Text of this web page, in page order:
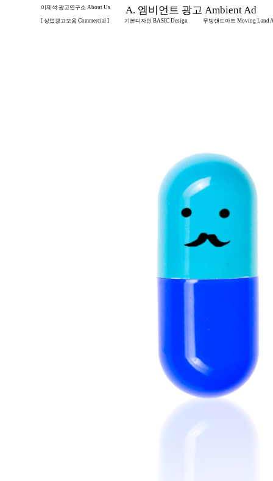
이제석 광고연구소 About Us A. 엠비언트 광고 Ambient Ad
[ 상업광고모음 Commercial ] 기본디자인 BASIC Design 무빙랜드아트 Moving Land